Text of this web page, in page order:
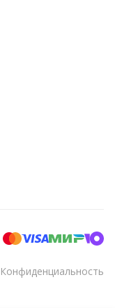
Конфиденциальность